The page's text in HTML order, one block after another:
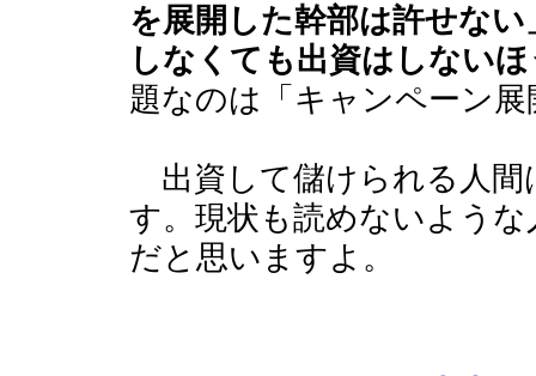
を展開した幹部は許せない
しなくても出資はしない
題なのは「キャンペーン
出資して儲けられる人間
す。現状も読めないよう
だと思いますよ。